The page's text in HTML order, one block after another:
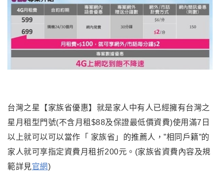
台灣之星【家族省優惠】就是家人中有人已經擁有台灣之
星月租型門號(不含月租$88及保證最低價資費)使用滿7日
以上就可以可以當作「 家族省」的推薦人，”相同戶籍”的
家人就可享指定資費月租折200元。(家族省資費內容及規
範詳見官網)